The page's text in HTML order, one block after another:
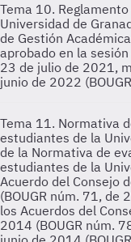
Tema 10.
Universidad de
de Gestión
aprobado en la
23 de julio de 2021,
junio de 2022
Tema 11. Normativa
estudiantes de la
de la Normativa de
estudiantes de la
Acuerdo del Consejo
(BOUGR núm. 71, de
los Acuerdos del
2014 (BOUGR núm.